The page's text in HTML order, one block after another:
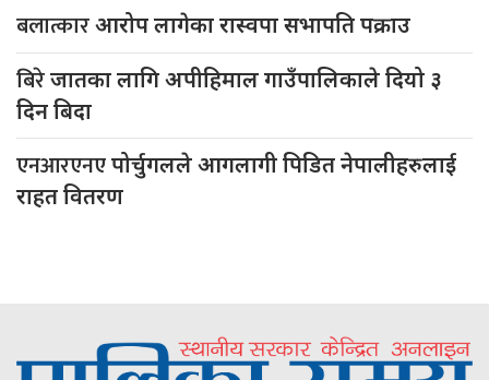
बलात्कारआरोप लागेका रास्वपा सभापति पक्राउ
बिरेजातका लागि अपीहिमाल गाउँपालिकाले दियो ३
दिन बिदा
एनआरएनएपोर्चुगलले आगलागी पिडित नेपालीहरुलाई
राहत वितरण